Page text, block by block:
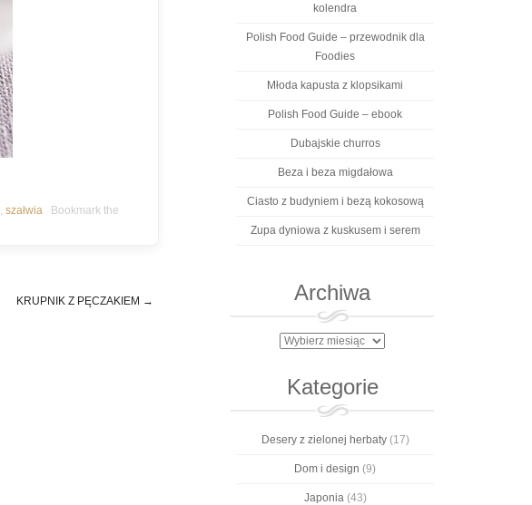
, szałwia Bookmark the
KRUPNIK Z PĘCZAKIEM →
kolendra
Polish Food Guide – przewodnik dla
Foodies
Młoda kapusta z klopsikami
Polish Food Guide – ebook
Dubajskie churros
Beza i beza migdałowa
Ciasto z budyniem i bezą kokosową
Zupa dyniowa z kuskusem i serem
Archiwa
Archiwa
Kategorie
Desery z zielonej herbaty(17)
Dom i design (9)
Japonia(43)